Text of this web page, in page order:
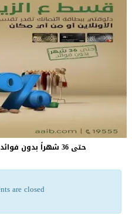
حتى 36 شهراً بدون فوائد.. قسط مشتريات العيد ...
are closed